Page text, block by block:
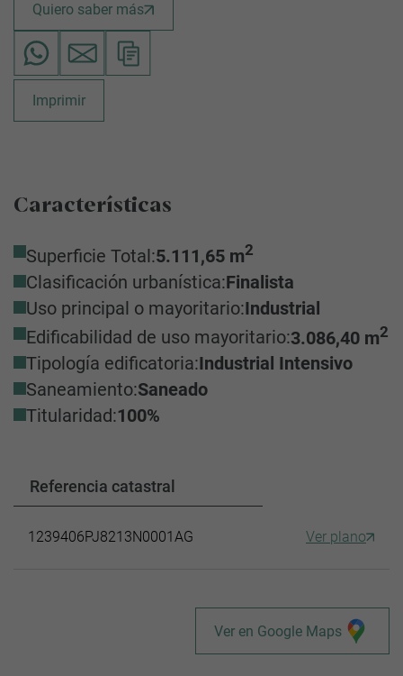
Quiero saber más
Imprimir
Características
Superficie Total:5.111,65 m2
Clasificación urbanística:Finalista
Uso principal o mayoritario:Industrial
Edificabilidad de uso mayoritario:3.086,40 m2
Tipología edificatoria:Industrial Intensivo
Saneamiento:Saneado
Titularidad:100%
Referencia catastral
1239406PJ8213N0001AG Ver plano
Ver en Google Maps